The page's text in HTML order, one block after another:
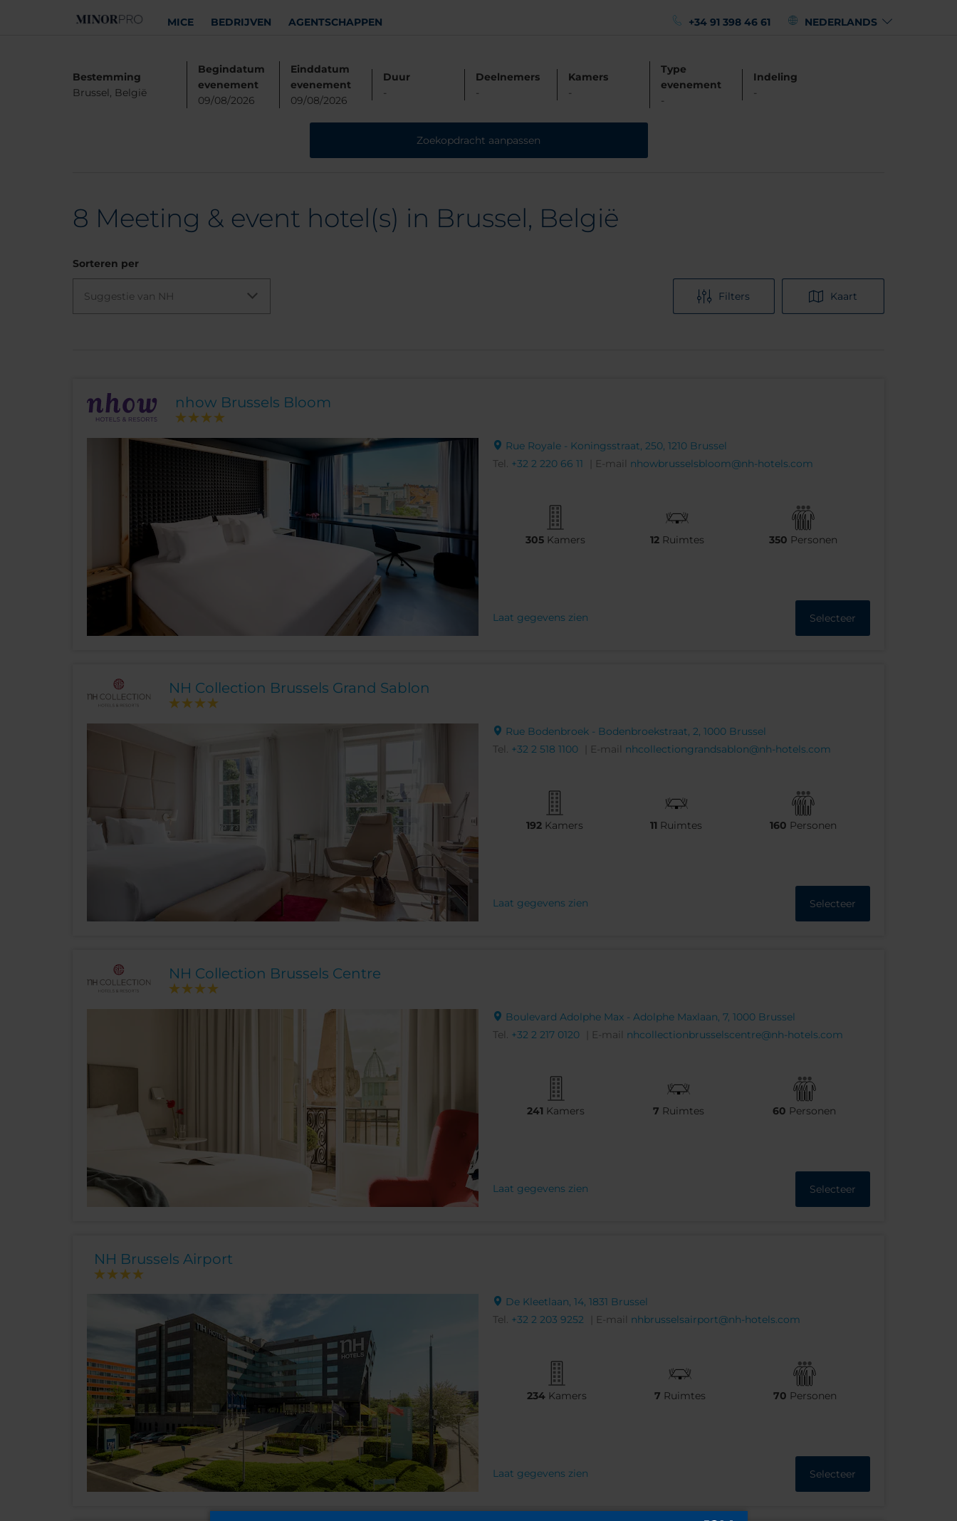
MICE BEDRIJVEN AGENTSCHAPPEN +34 91 398 46 61 NEDERLANDS
Bestemming
Brussel, België
Begindatum
evenement
09/08/2026
Einddatum
evenement
09/08/2026
Duur
-
Deelnemers
-
Kamers
-
Type
evenement
-
Indeling
-
Zoekopdracht aanpassen
8 Meeting & event hotel(s) in Brussel, België
Sorteren per
Suggestie van NH Filters Kaart
nhow Brussels Bloom
Rue Royale - Koningsstraat, 250, 1210 Brussel
Tel. +32 2 220 66 11 | E-mail nhowbrusselsbloom@nh-hotels.com
305 Kamers 12 Ruimtes 350 Personen
Laat gegevens zien Selecteer
NH Collection Brussels Grand Sablon
Rue Bodenbroek - Bodenbroekstraat, 2, 1000 Brussel
Tel. +32 2 518 1100 | E-mail nhcollectiongrandsablon@nh-hotels.com
192 Kamers 11 Ruimtes 160 Personen
Laat gegevens zien Selecteer
NH Collection Brussels Centre
Boulevard Adolphe Max - Adolphe Maxlaan, 7, 1000 Brussel
Tel. +32 2 217 0120 | E-mail nhcollectionbrusselscentre@nh-hotels.com
241 Kamers 7 Ruimtes 60 Personen
Laat gegevens zien Selecteer
NH Brussels Airport
De Kleetlaan, 14, 1831 Brussel
Tel. +32 2 203 9252 | E-mail nhbrusselsairport@nh-hotels.com
234 Kamers 7 Ruimtes 70 Personen
Laat gegevens zien Selecteer